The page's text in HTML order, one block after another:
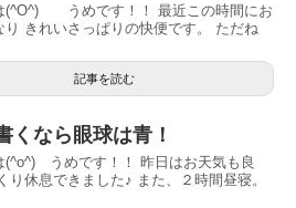
(^O^) うめです！！ 最近この時間にお
り きれいさっぱりの快便です。 ただね
記事を読む
くなら眼球は青！
(^o^) うめです！！ 昨日はお天気も良
り休息できました♪ また、２時間昼寝。